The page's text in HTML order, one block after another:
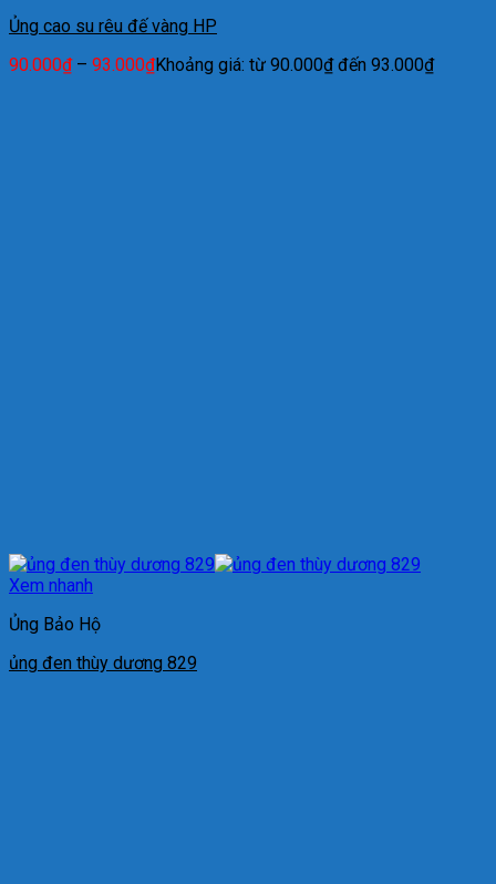
Ủng cao su rêu đế vàng HP
90.000₫ – 93.000₫Khoảng giá: từ 90.000₫ đến 93.000₫
Xem nhanh
Ủng Bảo Hộ
ủng đen thùy dương 829